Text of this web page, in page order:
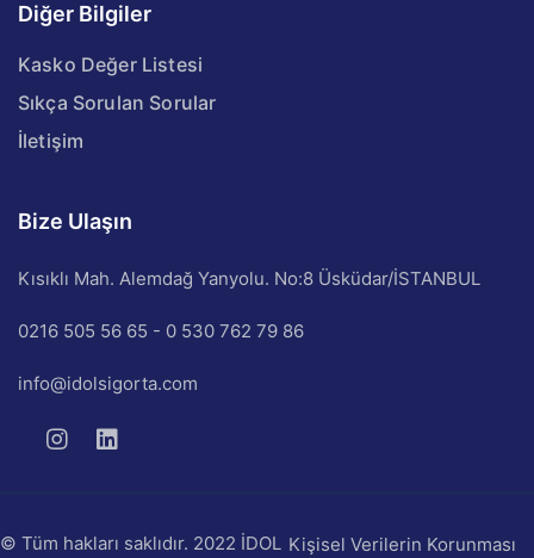
Diğer Bilgiler
Kasko Değer Listesi
Sıkça Sorulan Sorular
İletişim
Bize Ulaşın
Kısıklı Mah. Alemdağ Yanyolu. No:8 Üsküdar/İSTANBUL
0216 505 56 65 - 0 530 762 79 86
info@idolsigorta.com
© Tüm hakları saklıdır. 2022 İDOL Kişisel Verilerin Korunması